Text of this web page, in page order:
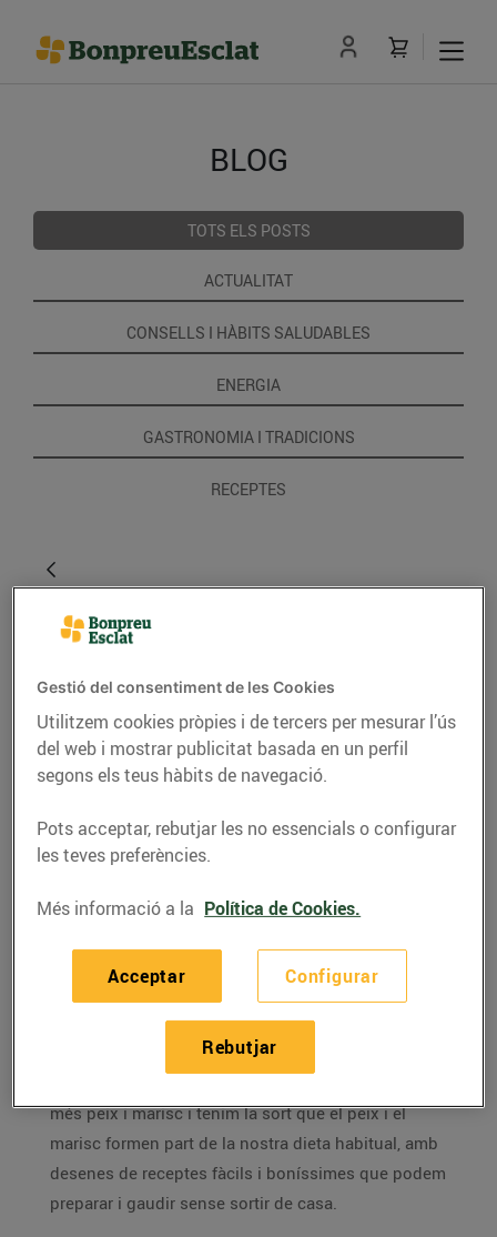
BLOG
TOTS ELS POSTS
ACTUALITAT
CONSELLS I HÀBITS SALUDABLES
ENERGIA
GASTRONOMIA I TRADICIONS
RECEPTES
RECEPTES
6 salses per
acompanyar el peix i el
marisc que has de
conèixer
més peix i marisc i tenim la sort que el peix i el
marisc formen part de la nostra dieta habitual, amb
desenes de receptes fàcils i boníssimes que podem
preparar i gaudir sense sortir de casa.
Gestió del consentiment de les Cookies
Utilitzem cookies pròpies i de tercers per mesurar l’ús
del web i mostrar publicitat basada en un perfil
segons els teus hàbits de navegació.
Pots acceptar, rebutjar les no essencials o configurar
les teves preferències.
Més informació a la Política de Cookies.
Configurar
Rebutjar
Acceptar